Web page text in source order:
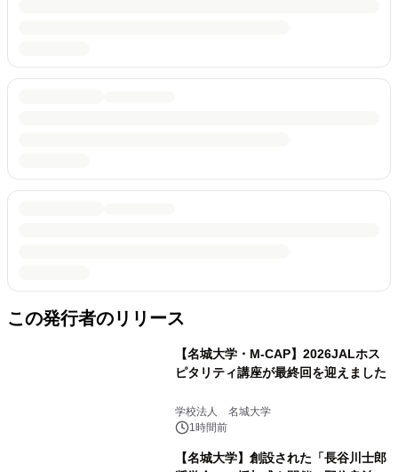
この発行者のリリース
【名城大学・M-CAP】2026JALホス
ピタリティ講座が最終回を迎えました
学校法人 名城大学
1時間前
【名城大学】創設された「長谷川士郎